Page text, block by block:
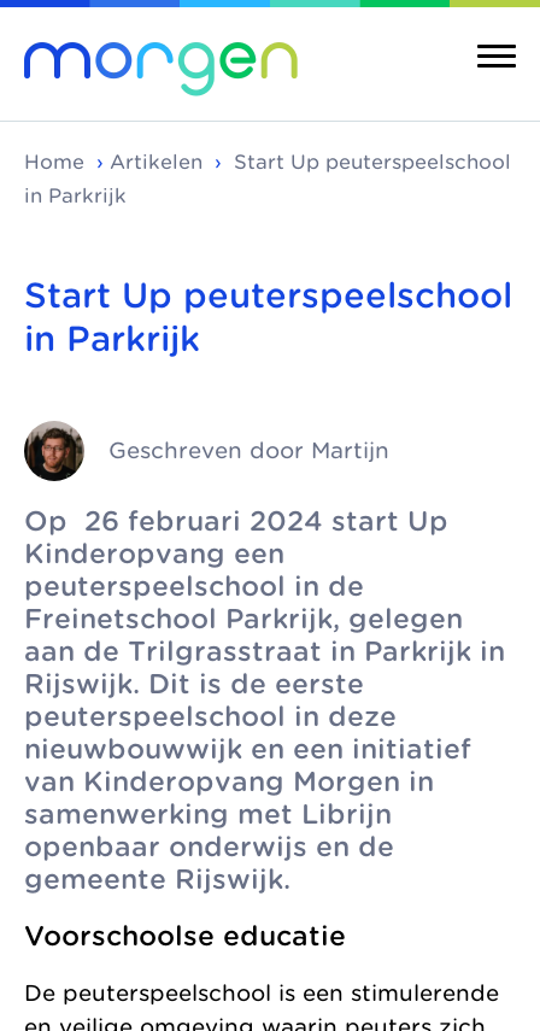
Over ons
Morgen is de
kinderopvang-
organisaties in Den
Delft. We werken
zonder
winstoogmerk,
voor de wereld van
morgen.
Pedagogische
Gezonde
Kinderopvang
Samenwerkingen
Organisatie
Jaarverslag
Merken
Morgen bestaat uit
en kindcentra, die
samen alle vormen
aanbieden.
Allemaal vanuit
één gedeelde visie.
kindcentra
Meer Morgen
Home › Artikelen ›
Start Up peuterspeelschool
in Parkrijk
Start Up peuterspeelschool
in Parkrijk
Geschreven door Martijn
Op 26 februari 2024 start Up
Kinderopvang een
peuterspeelschool in de
Freinetschool Parkrijk, gelegen
aan de Trilgrasstraat in Parkrijk in
Rijswijk. Dit is de eerste
peuterspeelschool in deze
nieuwbouwwijk en een initiatief
van Kinderopvang Morgen in
samenwerking met Librijn
openbaar onderwijs en de
gemeente Rijswijk.
Voorschoolse educatie
De peuterspeelschool is een stimulerende